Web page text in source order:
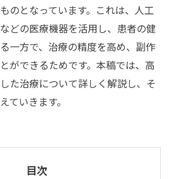
のとなっています。これは、人工
どの医療機器を活用し、患者の健
一方で、治療の精度を高め、副作
ができるためです。本稿では、高
た治療について詳しく解説し、そ
ていきます。
目次